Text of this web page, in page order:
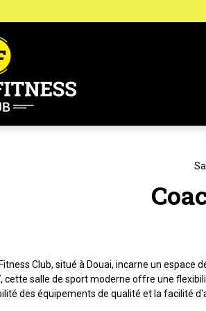
Club, situé à Douai, incarne un
cette salle de sport moderne offre une
des équipements de qualité et la facilité